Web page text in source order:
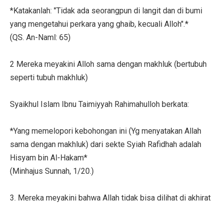
*Katakanlah: "Tidak ada seorangpun di langit dan di bumi
yang mengetahui perkara yang ghaib, kecuali Alloh".*
(QS. An-Naml: 65)
2 Mereka meyakini Alloh sama dengan makhluk (bertubuh
seperti tubuh makhluk)
Syaikhul Islam Ibnu Taimiyyah Rahimahulloh berkata:
*Yang memelopori kebohongan ini (Yg menyatakan Allah
sama dengan makhluk) dari sekte Syiah Rafidhah adalah
Hisyam bin Al-Hakam*
(Minhajus Sunnah, 1/20.)
3. Mereka meyakini bahwa Allah tidak bisa dilihat di akhirat